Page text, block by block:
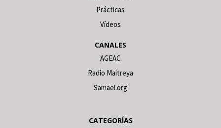
Prácticas
Vídeos
CANALES
AGEAC
Radio Maitreya
Samael.org
CATEGORÍAS